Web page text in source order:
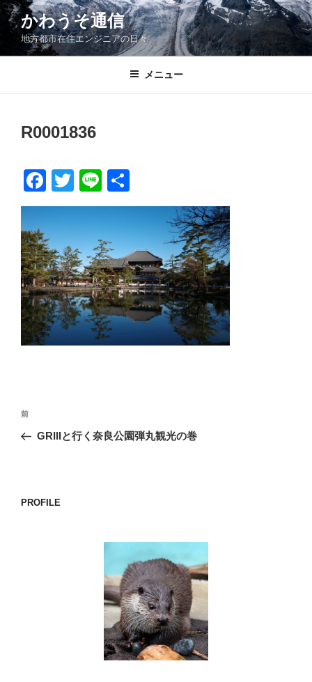
コ
ン
ン
かわうそ通信
地方都市在住エンジニアの日々
メニュー
R0001836
F
a
c
e
b
o
o
k
T
wi
tt
er
Li
n
e
有
投
ナ
ー
前
の
前
GRIIIと行く奈良公園弾丸観光の巻
PROFILE